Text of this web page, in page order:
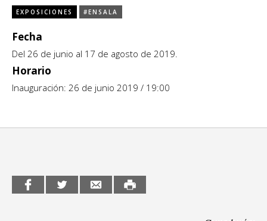
CCE en el interior/libros
Espacio itinerante de lectura infantil
Formación
Género y Diversidad
Letras
Música
EXPOSICIONES #ENSALA
Fecha
Del 26 de junio al 17 de agosto de 2019.
Horario
Inauguración: 26 de junio 2019 / 19:00